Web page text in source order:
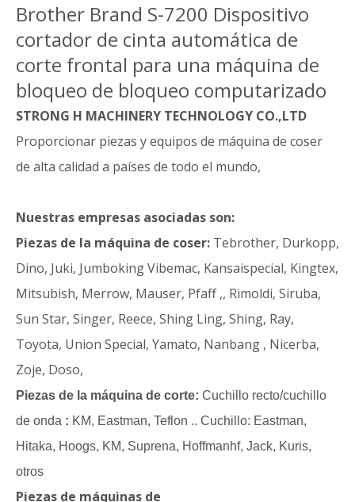
Brother Brand S-7200 Dispositivo
cortador de cinta automática de
corte frontal para una máquina de
bloqueo de bloqueo computarizado
STRONG H MACHINERY TECHNOLOGY CO.,LTD
Proporcionar piezas y equipos de máquina de coser
de alta calidad a países de todo el mundo,
Nuestras empresas asociadas son:
Piezas de la máquina de coser: Tebrother, Durkopp,
Dino, Juki, Jumboking Vibemac, Kansaispecial, Kingtex,
Mitsubish, Merrow, Mauser, Pfaff ,, Rimoldi, Siruba,
Sun Star, Singer, Reece, Shing Ling, Shing, Ray,
Toyota, Union Special, Yamato, Nanbang , Nicerba,
Zoje, Doso,
Piezas de la máquina de corte: Cuchillo recto/cuchillo
de onda : KM, Eastman, Teflon .. Cuchillo: Eastman,
Hitaka, Hoogs, KM, Suprena, Hoffmanhf, Jack, Kuris,
otros
Piezas de máquinas de